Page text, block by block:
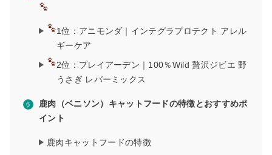
1位：アニモンダ｜インテグラプロテクト アレル
ギーケア
2位：プレイアーデン｜100％Wild 贅沢ジビエ 野
うさぎ レバーミックス
鹿肉（ベニソン）キャットフードの特徴とおすすめポ
イント
鹿肉キャットフードの特徴